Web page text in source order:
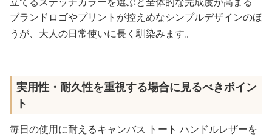
ブランドロゴやプリントが控えめなシンプルデザインのほ
うが、大人の日常使いに長く馴染みます。
実用性・耐久性を重視する場合に見るべきポイン
ト
毎日の使用に耐えるキャンバス トート ハンドルレザーを